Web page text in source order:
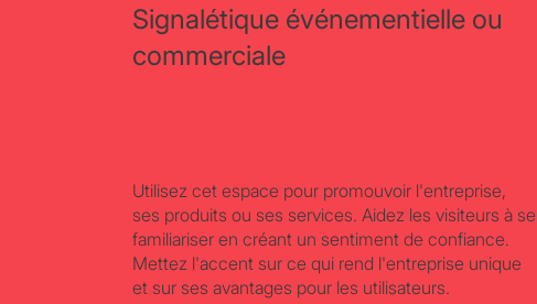
Signalétique événementielle ou
commerciale
Utilisez cet espace pour promouvoir l'entreprise,
ses produits ou ses services. Aidez les visiteurs à se
familiariser en créant un sentiment de confiance.
Mettez l'accent sur ce qui rend l'entreprise unique
et sur ses avantages pour les utilisateurs.